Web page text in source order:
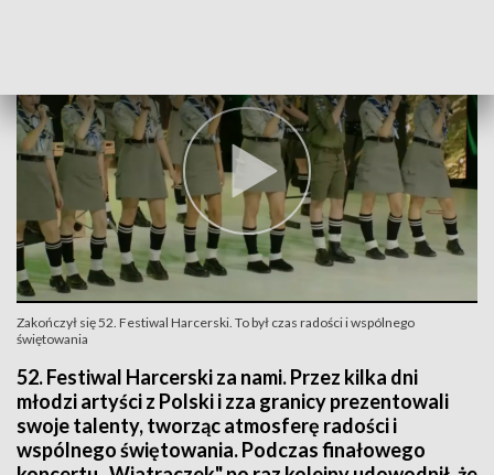
Zakończył się 52. Festiwal Harcerski. To był czas radości i wspólnego
świętowania
52. Festiwal Harcerski za nami. Przez kilka dni
młodzi artyści z Polski i zza granicy prezentowali
swoje talenty, tworząc atmosferę radości i
wspólnego świętowania. Podczas finałowego